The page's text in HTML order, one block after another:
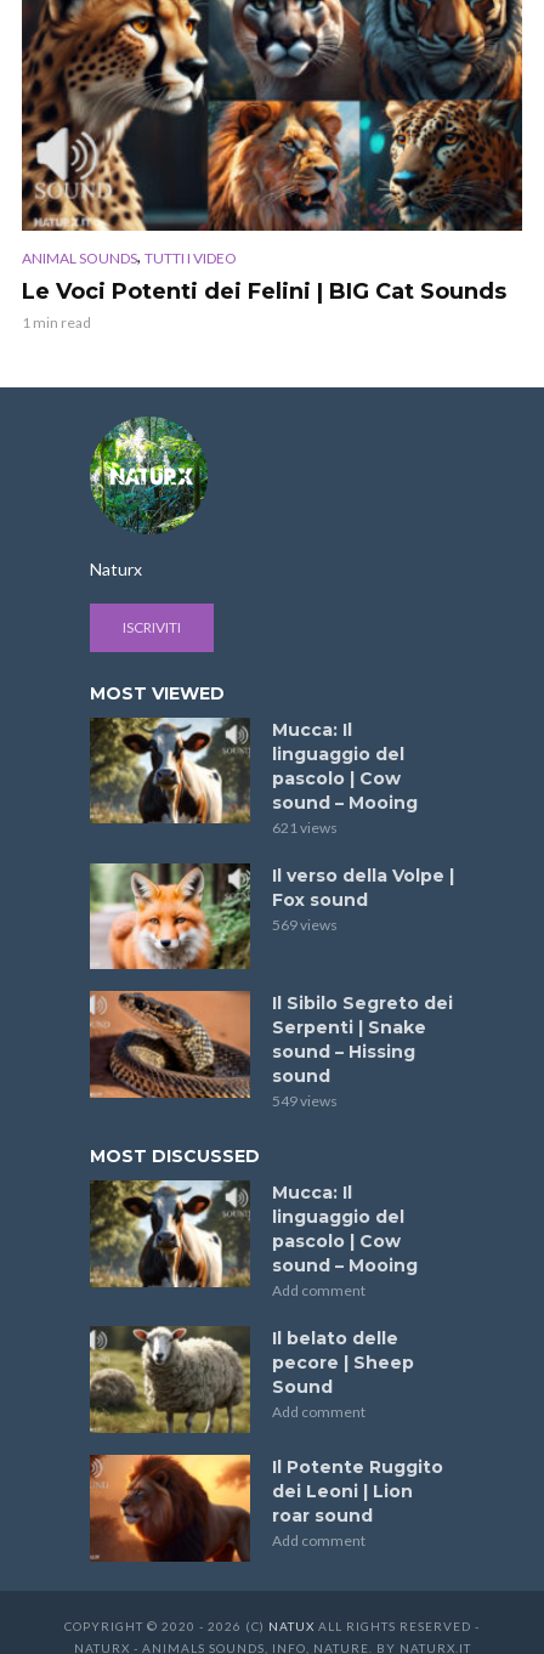
ANIMAL SOUNDS, TUTTI I VIDEO
Le Voci Potenti dei Felini | BIG Cat Sounds
1 min read
Naturx
ISCRIVITI
MOST VIEWED
Mucca: Il
linguaggio del
pascolo | Cow
sound – Mooing
621 views
Il verso della Volpe |
Fox sound
569 views
Il Sibilo Segreto dei
Serpenti | Snake
sound – Hissing
sound
549 views
MOST DISCUSSED
Mucca: Il
linguaggio del
pascolo | Cow
sound – Mooing
Add comment
Il belato delle
pecore | Sheep
Sound
Add comment
Il Potente Ruggito
dei Leoni | Lion
roar sound
Add comment
COPYRIGHT © 2020 - 2026 (C) NATUX ALL RIGHTS RESERVED -
NATURX - ANIMALS SOUNDS, INFO, NATURE. BY NATURX.IT